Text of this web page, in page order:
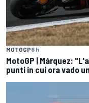
MOTOGP8 h
MotoGP | Márquez:
punti in cui ora vado